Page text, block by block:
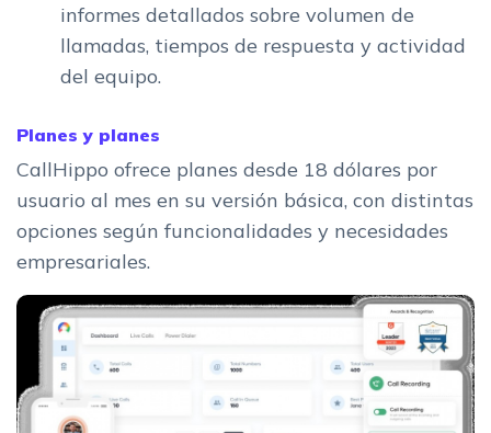
informes detallados sobre volumen de
llamadas, tiempos de respuesta y actividad
del equipo.
Planes y planes
CallHippo ofrece planes desde 18 dólares por
usuario al mes en su versión básica, con distintas
opciones según funcionalidades y necesidades
empresariales.